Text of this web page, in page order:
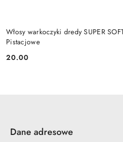
Włosy warkoczyki dredy SUPER
Pistacjowe
Cena:
20.00
Dane adresowe